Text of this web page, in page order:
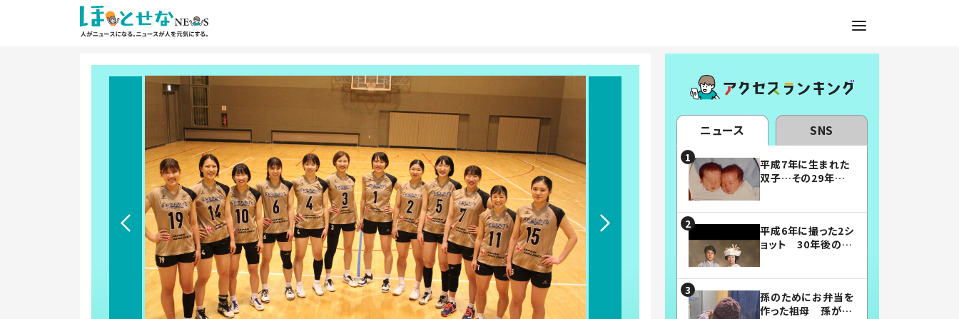
ニュース SNS
平成7年に生まれた
双子…その29年後
平成6年に撮った2シ
ョット 30年後の姿
孫のためにお弁当を
作った祖母 孫が絶